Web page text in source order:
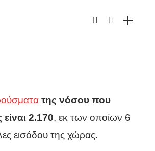
της νόσου που
2.170, εκ των οποίων 6
εισόδου της χώρας.